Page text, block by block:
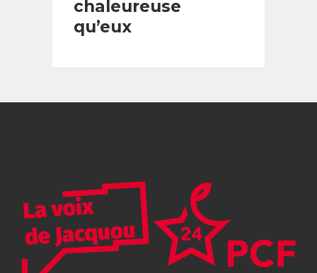
chaleureuse
qu’eux